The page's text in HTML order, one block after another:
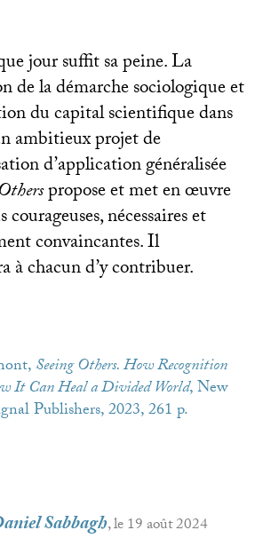
jour suffit sa peine. La
de la démarche sociologique et
du capital scientifique dans
ambitieux projet de
d’application généralisée
propose et met en œuvre
courageuses, nécessaires et
convaincantes. Il
à chacun d’y contribuer.
Seeing Others. How Recognition
It Can Heal a Divided World, New
Publishers, 2023, 261 p.
Sabbagh, le 19 août 2024